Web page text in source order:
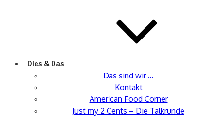
Dies & Das
Das sind wir …
Kontakt
American Food Corner
Just my 2 Cents – Die Talkrunde